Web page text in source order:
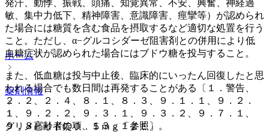
発汗、動悸、振戦、頭痛、知覚異常、不安、興奮、神経過
敏、集中力低下、精神障害、意識障害、痙攣等）が認められ
た場合には糖質を含む食品を摂取するなど適切な処置を行う
こと。ただし、α−グルコシダーゼ阻害剤との併用により低
血糖症状が認められた場合にはブドウ糖を投与すること。
また、低血糖は投与中止後、臨床的にいったん回復したと思
われる場合でも数日間は再発することがある〔１．警告、
２．２、２．４、８．１、８．３、９．１．１、９．２．
１、９．２．２、９．３．１、９．３．２、９．７．１、
９．８高齢者の項、１３．１参照〕。
ホーム
薬剤情報
グリメピリド錠０．５ｍｇ「ＺＥ」